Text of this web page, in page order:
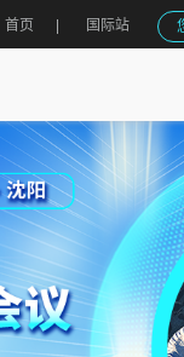
首页 国际站